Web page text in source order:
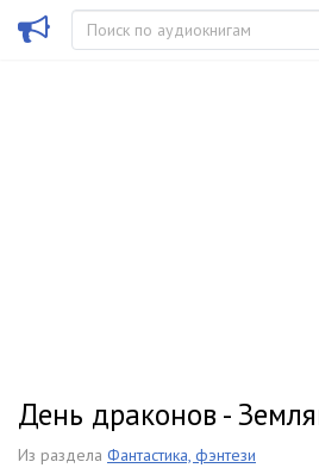
День драконов -
Из раздела Фантастика, фэнтези